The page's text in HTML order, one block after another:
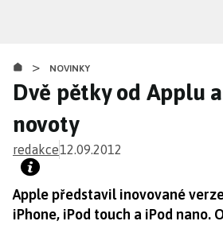
obsahu
> NOVINKY
Dvě pětky od Applu
novoty
redakce12.09.2012
Apple představil inovované
iPhone, iPod touch a iPod nano.